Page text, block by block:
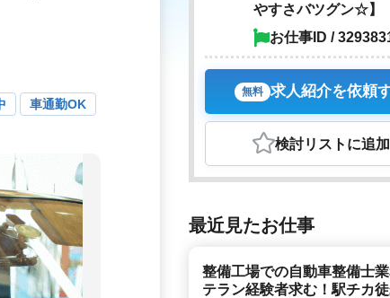
車通勤OK
やすさバツグン☆】
お仕事ID /
無料 求人紹介を依頼
検討リスト に追加
最近見たお仕事
整備工場での自動車整備士
テラン経験者求む！駅チカ